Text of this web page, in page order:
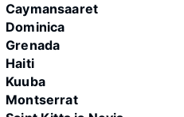
Caymansaaret
Dominica
Grenada
Haiti
Kuuba
Montserrat